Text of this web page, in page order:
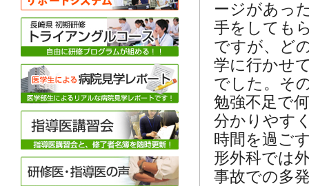
ージがあっ
手をしても
ですが、ど
学に行かせ
でした。そ
勉強不足で
分かりやす
時間を過ご
形外科では
事故での多